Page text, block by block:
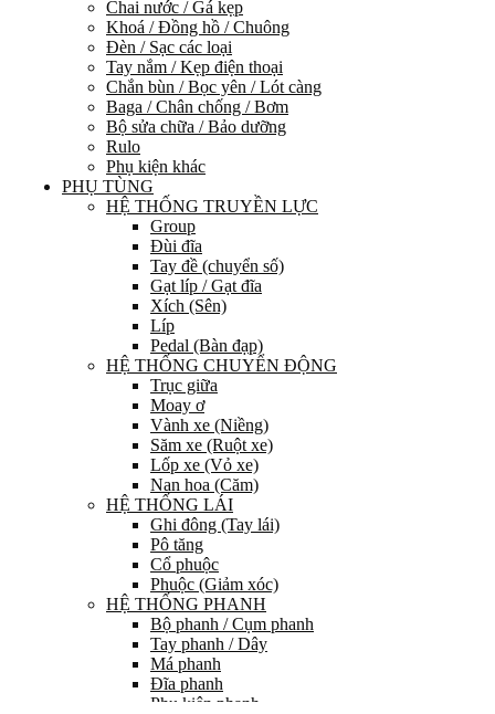
Chai nước / Gá kẹp
Khoá / Đồng hồ / Chuông
Đèn / Sạc các loại
Tay nắm / Kẹp điện thoại
Chắn bùn / Bọc yên / Lót càng
Baga / Chân chống / Bơm
Bộ sửa chữa / Bảo dưỡng
Rulo
Phụ kiện khác
PHỤ TÙNG
HỆ THỐNG TRUYỀN LỰC
Group
Đùi đĩa
Tay đề (chuyển số)
Gạt líp / Gạt đĩa
Xích (Sên)
Líp
Pedal (Bàn đạp)
HỆ THỐNG CHUYỂN ĐỘNG
Trục giữa
Moay ơ
Vành xe (Niềng)
Săm xe (Ruột xe)
Lốp xe (Vỏ xe)
Nan hoa (Căm)
HỆ THỐNG LÁI
Ghi đông (Tay lái)
Pô tăng
Cổ phuộc
Phuộc (Giảm xóc)
HỆ THỐNG PHANH
Bộ phanh / Cụm phanh
Tay phanh / Dây
Má phanh
Đĩa phanh
Phụ kiện phanh